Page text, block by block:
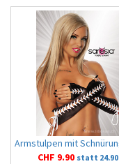
CHF 9.90 statt 24.90